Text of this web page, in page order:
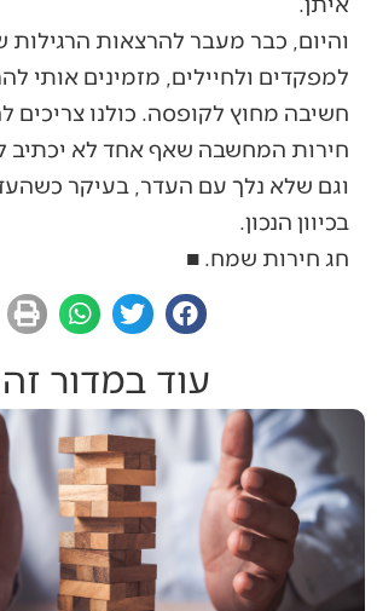
והיום, כבר מעבר להרצאות הרגילות
למפקדים ולחיילים, מזמינים אותי
חשיבה מחוץ לקופסה. כולנו צריכים
חירות המחשבה שאף אחד לא יכתיב
וגם שלא נלך עם העדר, בעיקר
בכיוון הנכון.
חג חירות שמח. ■
עוד במדור זה